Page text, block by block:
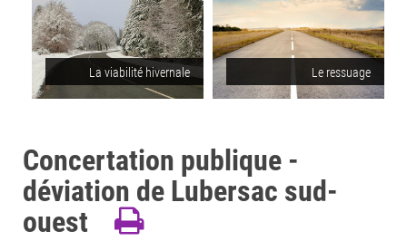
La viabilité hivernale Le ressuage
Concertation publique -
déviation de Lubersac sud-
ouest